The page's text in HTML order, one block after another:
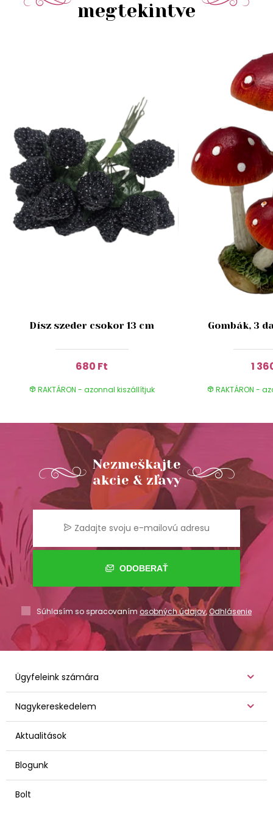
megtekintve
Dísz szeder csokor 13 cm
680 Ft
RAKTÁRON - azonnal kiszállítjuk
Gombák, 3
1
RAKTÁRON -
Nezmeškajte
akcie & zľavy
ODOBERAŤ
Súhlasím so spracovaním osobných údajov,Odhlásenie
Ügyfeleink számára
Nagykereskedelem
Aktualitások
Blogunk
Bolt